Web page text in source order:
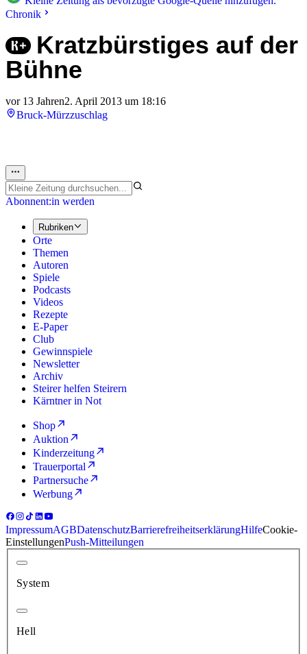
Chronik
Kratzbürstiges auf der
Bühne
vor 13 Jahren2. April 2013 um 18:16
Bruck-Mürzzuschlag
Abonnent:in werden
Rubriken
Orte
Themen
Autoren
Spiele
Podcasts
Videos
Rezepte
E-Paper
Club
Gewinnspiele
Newsletter
Archiv
Steirer helfen Steirern
Kärntner in Not
Shop
Auktion
Kinderzeitung
Trauerportal
Partnersuche
Werbung
ImpressumAGBDatenschutzBarrierefreiheitserklärungHilfeCookie-
EinstellungenPush-Mitteilungen
System
Hell